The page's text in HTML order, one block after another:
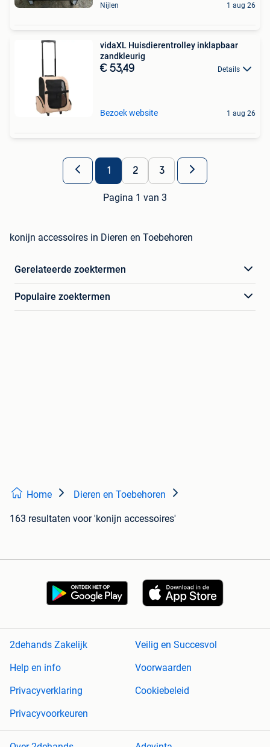
Nijlen 1 aug 26
vidaXL Huisdierentrolley inklapbaar
zandkleurig
€ 53,49 Details
Bezoek website 1 aug 26
1 2 3
Pagina 1 van 3
konijn accessoires in Dieren en Toebehoren
Gerelateerde zoektermen
Populaire zoektermen
Home Dieren en Toebehoren
163 resultaten voor 'konijn accessoires'
2dehands Zakelijk
Veilig en Succesvol
Help en info
Voorwaarden
Privacyverklaring
Cookiebeleid
Privacyvoorkeuren